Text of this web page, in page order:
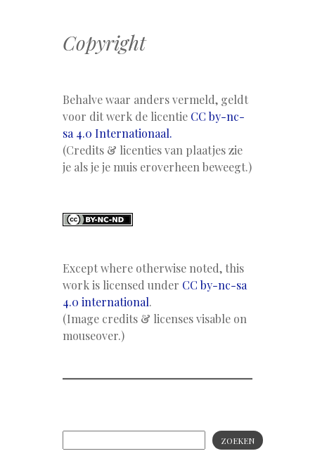
Copyright
Behalve waar anders vermeld, geldt
voor dit werk de licentie CC by-nc-
sa 4.0 Internationaal.
(Credits & licenties van plaatjes zie
je als je je muis eroverheen beweegt.)
Except where otherwise noted, this
work is licensed under CC by-nc-sa
4.0 international.
(Image credits & licenses visable on
mouseover.)
ZOEKEN